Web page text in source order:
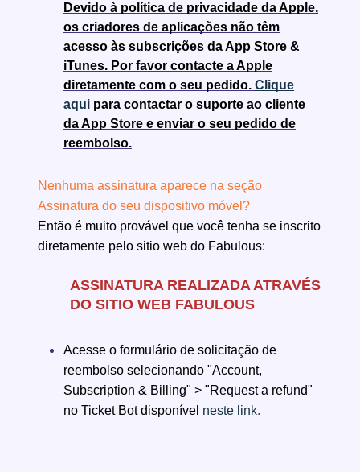
Devido à política de privacidade da Apple,
os criadores de aplicações não têm
acesso às subscrições da App Store &
iTunes. Por favor contacte a Apple
diretamente com o seu pedido. Clique
aqui para contactar o suporte ao cliente
da App Store e enviar o seu pedido de
reembolso.
Nenhuma assinatura aparece na seção
Assinatura do seu dispositivo móvel?
Então é muito provável que você tenha se inscrito
diretamente pelo sitio web do Fabulous:
ASSINATURA REALIZADA ATRAVÉS
DO SITIO WEB FABULOUS
Acesse o formulário de solicitação de
reembolso selecionando "Account,
Subscription & Billing" > "Request a refund"
no Ticket Bot disponível neste link.